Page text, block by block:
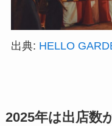
出典: HELLO
2025年は出店数